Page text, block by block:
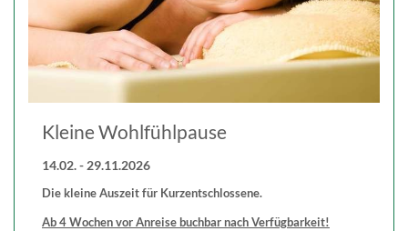
Kleine Wohlfühlpause
14.02. - 29.11.2026
Die kleine Auszeit für Kurzentschlossene.
Ab 4 Wochen vor Anreise buchbar nach Verfügbarkeit!